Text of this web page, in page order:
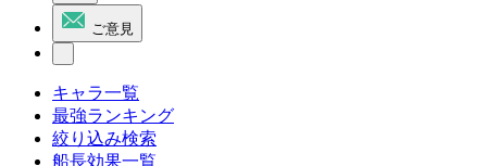
ご意見
キャラ一覧
最強ランキング
絞り込み検索
船長効果一覧